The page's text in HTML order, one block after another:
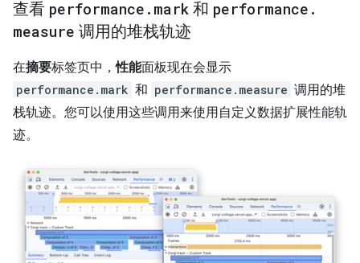
查看 performance . mark 和 performance .
measure 调用的堆栈轨迹
在摘要标签页中，性能面板现在会显示
performance.mark 和 performance.measure 调用的堆
栈轨迹。您可以使用这些调用来使用自定义数据扩展性能轨
迹。